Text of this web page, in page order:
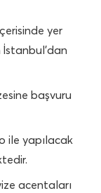
yer
İstanbul’dan
başvuru
ile yapılacak
acentaları